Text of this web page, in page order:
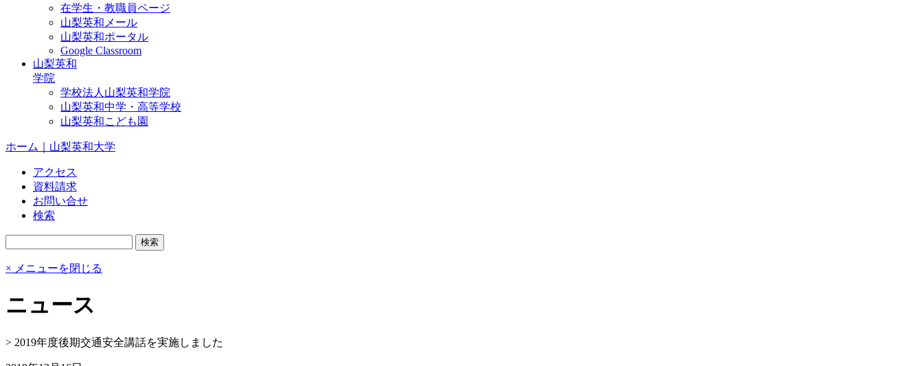
在学生・教職員ページ
山梨英和メール
山梨英和ポータル
Google Classroom
山梨英和
学院
学校法人山梨英和学院
山梨英和中学・高等学校
山梨英和こども園
ホーム｜山梨英和大学
アクセス
資料請求
お問い合せ
検索
× メニューを閉じる
ニュース
> 2019年度後期交通安全講話を実施しました